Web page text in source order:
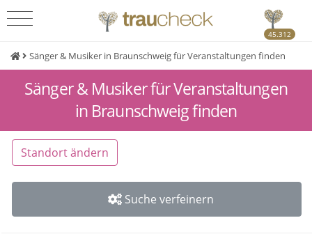
45.312
Sänger & Musiker in Braunschweig für Veranstaltungen finden
Sänger & Musiker für Veranstaltungen
in Braunschweig finden
Standort ändern
Suche verfeinern